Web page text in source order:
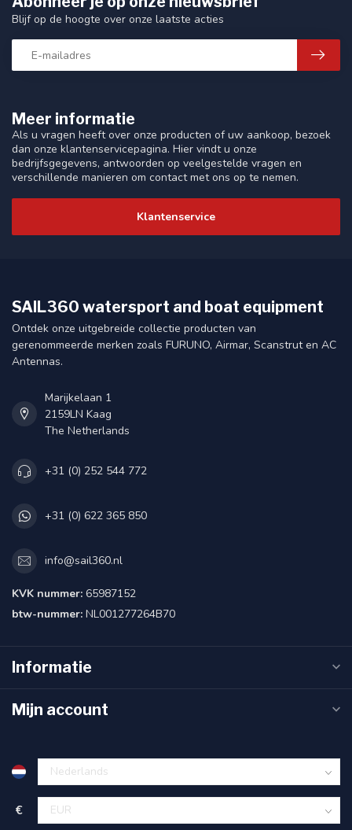
Meer informatie
Als u vragen heeft over onze producten of uw aankoop, bezoek
dan onze klantenservicepagina. Hier vindt u onze
bedrijfsgegevens, antwoorden op veelgestelde vragen en
verschillende manieren om contact met ons op te nemen.
Klantenservice
Blijf op de hoogte over onze laatste acties
SAIL360 watersport and boat equipment
Ontdek onze uitgebreide collectie producten van
gerenommeerde merken zoals FURUNO, Airmar, Scanstrut en AC
Antennas.
Marijkelaan 1
2159LN Kaag
The Netherlands
+31 (0) 252 544 772
+31 (0) 622 365 850
info@sail360.nl
KVK nummer: 65987152
btw-nummer: NL001277264B70
Informatie
Mijn account
€